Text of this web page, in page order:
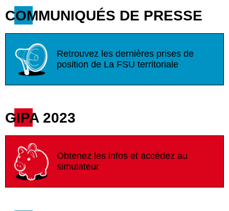
COMMUNIQUÉS DE PRESSE
Retrouvez les dernières prises de
position de La FSU territoriale
GIPA 2023
Obtenez les infos et accédez au
simulateur